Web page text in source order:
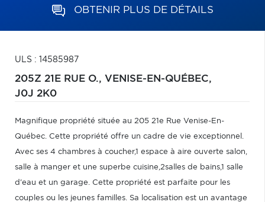
OBTENIR PLUS DE DÉTAILS
ULS : 14585987
205Z 21E RUE O., VENISE-EN-QUÉBEC,
J0J 2K0
Magnifique propriété située au 205 21e Rue Venise-En-
Québec. Cette propriété offre un cadre de vie exceptionnel.
Avec ses 4 chambres à coucher,1 espace à aire ouverte salon,
salle à manger et une superbe cuisine,2salles de bains,1 salle
d'eau et un garage. Cette propriété est parfaite pour les
couples ou les jeunes familles. Sa localisation est un avantage